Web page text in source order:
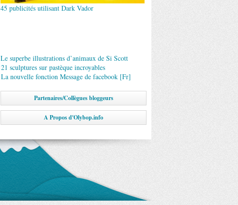
45 publicités utilisant Dark Vador
Le superbe illustrations d’animaux de Si Scott
21 sculptures sur pastèque incroyables
La nouvelle fonction Message de facebook [Fr]
Partenaires/Collègues bloggeurs
A Propos d'Olybop.info